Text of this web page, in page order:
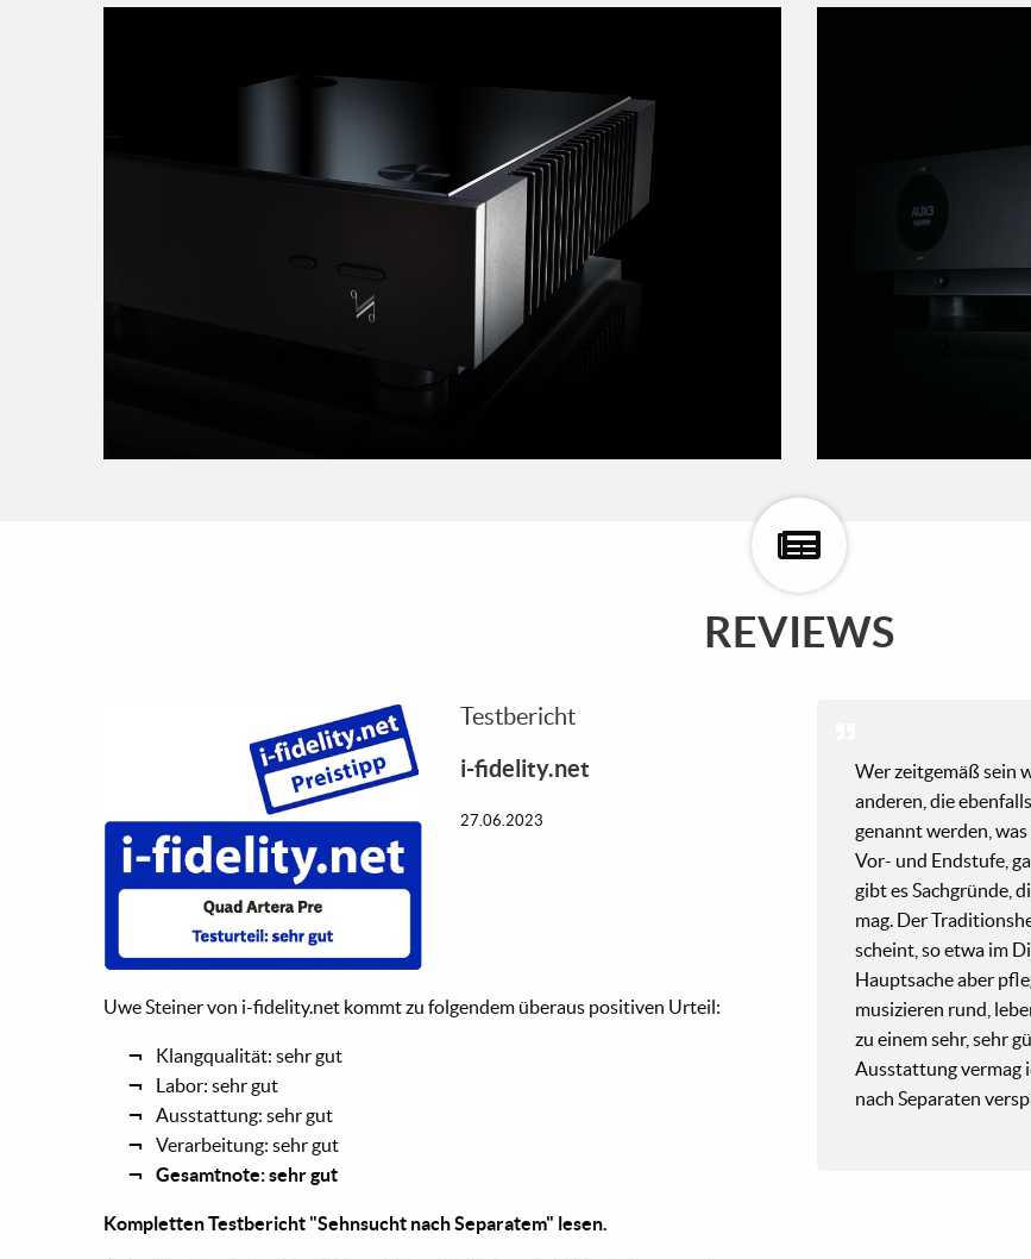
REVIEWS
Testbericht
i-fidelity.net
27.06.2023
Uwe Steiner von i-fidelity.net kommt zu folgendem überaus positiven Urteil:
Klangqualität: sehr gut
Labor: sehr gut
Ausstattung: sehr gut
Verarbeitung: sehr gut
Gesamtnote: sehr gut
Kompletten Testbericht "Sehnsucht nach Separatem" lesen.
Wer zeitgemäß sein
anderen, die
genannt werden,
Vor- und Endstufe,
gibt es Sachgründe,
mag. Der
scheint, so etwa im
Hauptsache aber
musizieren rund,
zu einem sehr, sehr
Ausstattung vermag
nach Separaten